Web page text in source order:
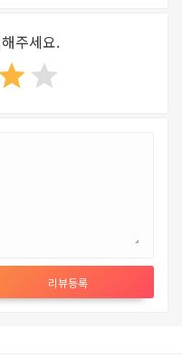
주세요.
star
리뷰등록